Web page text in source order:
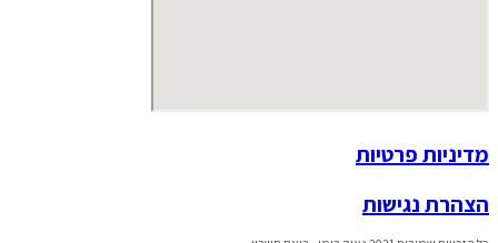
מדיניות פרטיות
הצהרת נגישות